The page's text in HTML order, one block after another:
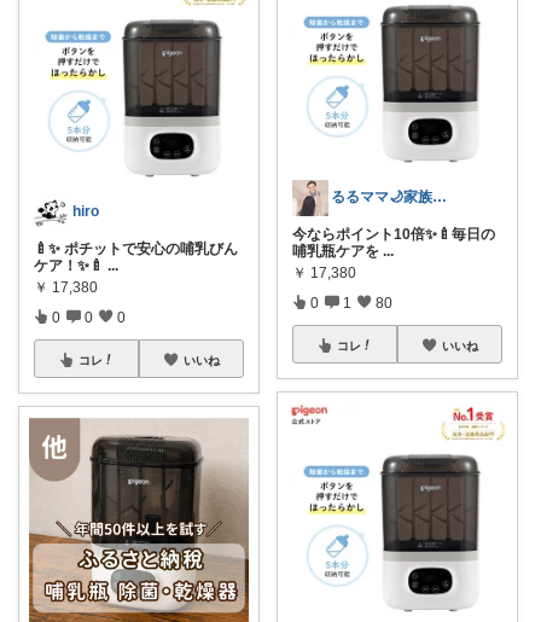
hiro
🍼✨ ポチットで安心の哺乳びん
ケア！✨🍼 ...
￥ 17,380
0 0 0
コレ いいね
るるママ🌙家族との暮らしを快適に🍀
今ならポイント10倍✨🍼毎日の
哺乳瓶ケアを ...
￥ 17,380
0 1 80
コレ いいね